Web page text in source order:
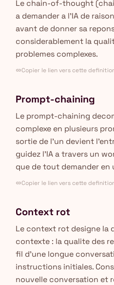
Le chain-of-thought
a demander a l'IA de
avant de donner sa
considerablement la
problemes complexes.
linkCopier le lien vers cette
Prompt-chaining
Le prompt-chaining
complexe en plusieurs
sortie de l'un devient
guidez l'IA a travers un
que de tout demander en
linkCopier le lien vers cette
Context rot
Le context rot designe la
contexte : la qualite des
fil d'une longue
instructions initiales.
nouvelle conversation et